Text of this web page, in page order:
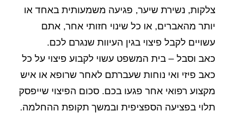
צלקות, נשירת שיער, פגיעה משמעותית באחד או
יותר מהאברים, או כל שינוי חזותי אחר, אתם
עשויים לקבל פיצוי בגין העיוות שנגרם לכם.
כאב וסבל – בית המשפט עשוי לקבוע פיצוי על כל
כאב פיזי ואי נוחות שעברתם לאחר שרופא או איש
מקצוע רפואי אחר פגעו בכם. סכום הפיצוי שייפסק
תלוי בפציעה הספציפית ובמשך תקופת ההחלמה.